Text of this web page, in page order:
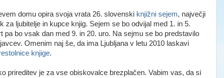
domu opira svoja vrata 26. slovenski knjižni sejem, največji
za ljubitelje in kupce knjig. Sejem se bo odvijal med 1. in 5.
pa bo vsak dan med 9. in 20. uro. Na sejmu se bo predstavilo
Omenim naj še, da ima Ljubljana v letu 2010 laskavi
knjige.
prireditev je za vse obiskovalce brezplačen. Vabim vas, da si